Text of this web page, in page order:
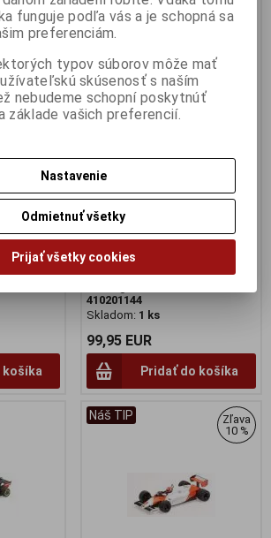
WORLD
košíka
PETRONAS FORMULA ONE
TEAM W11 EQ
PERFORMANCE - L.HAMILTON
- 91st F1 WIN EIFEL GP 2020
F1 WORLD CHAMPION 2020 -
MINICHAMPS - 410201144
410201144
Skladom: 1 ks
99,95 EUR
Pridať do košíka
Náš TIP
Zľava
10 %
funguje podľa vás a je schopná sa
preferenciám.
typov súborov môže mať
skúsenosť s naším
nebudeme schopní poskytnúť
základe vašich preferencií.
Nastavenie
Odmietnuť všetky
Prijať všetky cookies